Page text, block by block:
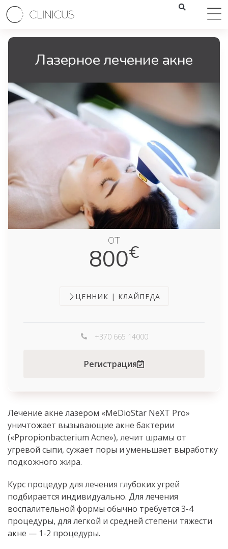
Лечение акне лазером «MeDioStar NeXT Pro»
уничтожает вызывающие акне бактерии
(«Ppropionbacterium Acne»), лечит шрамы от
угревой сыпи, сужает поры и уменьшает выработку
подкожного жира.
Курс процедур для лечения глубоких угрей
подбирается индивидуально. Для лечения
воспалительной формы обычно требуется 3-4
процедуры, для легкой и средней степени тяжести
акне — 1-2 процедуры.
Лазерное лечение акне
ОТ
800€
ЦЕННИК | КЛАЙПЕДА
+370 665 14000
Регистрация